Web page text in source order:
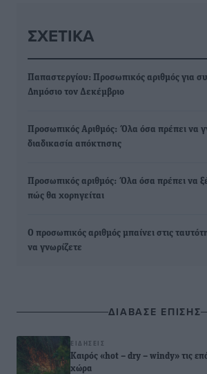
ΣΧΕΤΙΚΆ
Παπαστεργίου: Προσωπικός αριθμός για
Δημόσιο τον Δεκέμβριο
Προσωπικός Αριθμός: Όλα όσα πρέπει να
διαδικασία απόκτησης
Προσωπικός αριθμός: Όλα όσα πρέπει να
πώς θα χορηγείται
Ο προσωπικός αριθμός μπαίνει στις
να γνωρίζετε
ΔΙΑΒΑΣΕ ΕΠΙΣΗΣ
ΕΙΔΉΣΕΙΣ
Καιρός «hot – dry – windy» τις
χώρα